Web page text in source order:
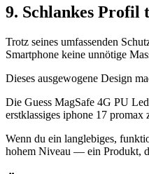
9. Schlankes Profil
Trotz seines umfassenden
Smartphone keine unnötige
Dieses ausgewogene Design
Die Guess MagSafe 4G PU
erstklassiges iphone 17
Wenn du ein langlebiges,
hohem Niveau — ein Produkt,